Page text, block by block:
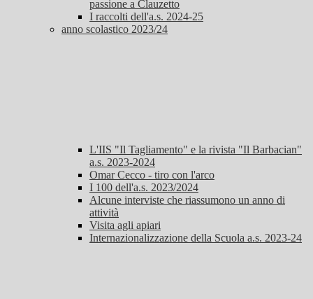
passione a Clauzetto
I raccolti dell'a.s. 2024-25
anno scolastico 2023/24
L'IIS "Il Tagliamento" e la rivista "Il Barbacian"
a.s. 2023-2024
Omar Cecco - tiro con l'arco
I 100 dell'a.s. 2023/2024
Alcune interviste che riassumono un anno di
attività
Visita agli apiari
Internazionalizzazione della Scuola a.s. 2023-24